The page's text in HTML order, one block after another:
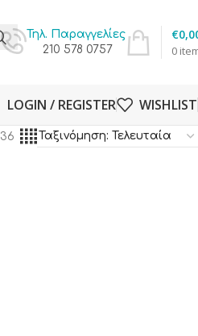
Τηλ. Παραγγελίες
210 578 0757
0
€
LOGIN / REGISTER
WISHLIST
36